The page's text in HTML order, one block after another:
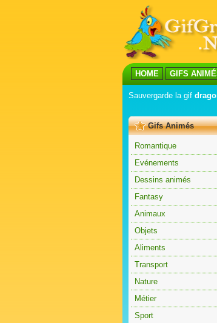
HOME GIFS
Sauvergarde la gif
Gifs Animés
Romantique
Evénements
Dessins animés
Fantasy
Animaux
Objets
Aliments
Transport
Nature
Métier
Sport